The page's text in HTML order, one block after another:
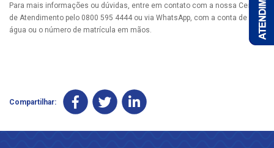
Para mais informações ou dúvidas, entre em contato com a nossa Central
de Atendimento pelo 0800 595 4444 ou via WhatsApp, com a conta de
água ou o número de matrícula em mãos.
Compartilhar: